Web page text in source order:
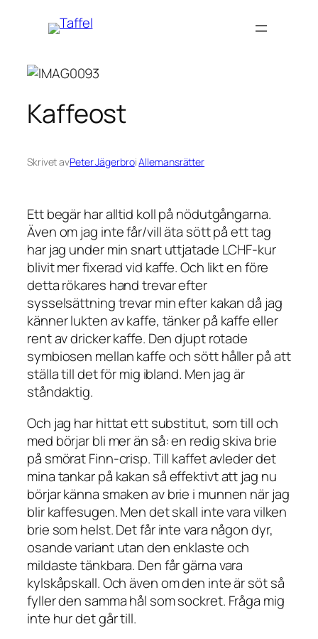
Kaffeost
Skrivet avPeter JägerbroiAllemansrätter
Ett begär har alltid koll på nödutgångarna.
Även om jag inte får/vill äta sött på ett tag
har jag under min snart uttjatade LCHF-kur
blivit mer fixerad vid kaffe. Och likt en före
detta rökares hand trevar efter
sysselsättning trevar min efter kakan då jag
känner lukten av kaffe, tänker på kaffe eller
rent av dricker kaffe. Den djupt rotade
symbiosen mellan kaffe och sött håller på att
ställa till det för mig ibland. Men jag är
ståndaktig.
Och jag har hittat ett substitut, som till och
med börjar bli mer än så: en redig skiva brie
på smörat Finn-crisp. Till kaffet avleder det
mina tankar på kakan så effektivt att jag nu
börjar känna smaken av brie i munnen när jag
blir kaffesugen. Men det skall inte vara vilken
brie som helst. Det får inte vara någon dyr,
osande variant utan den enklaste och
mildaste tänkbara. Den får gärna vara
kylskåpskall. Och även om den inte är söt så
fyller den samma hål som sockret. Fråga mig
inte hur det går till.